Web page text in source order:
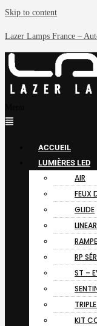
Skip to content
Lazer Lamps France –
ACCUEIL
LUMIÈRES LED
AIR
FEUX
GLIDE
LINEAR
RP
ST –
KIT